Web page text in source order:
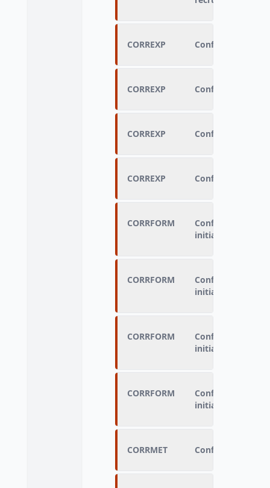
CORREXP Conformité par
CORREXP Conformité par
CORREXP Conformité par
CORREXP Conformité par
CORRFORM
Conformité par
initiale
CORRFORM
Conformité par
initiale
CORRFORM
Conformité par
initiale
CORRFORM
Conformité par
initiale
CORRMET Conformité par